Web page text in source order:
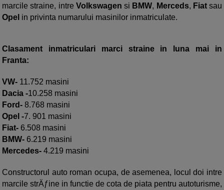
marcile straine, intre Volkswagen si BMW, Merceds, Fiat sau
Opel in privinta numarului masinilor inmatriculate.
Clasament inmatriculari marci straine in luna mai in
Franta:
VW- 11.752 masini
Dacia -10.258 masini
Ford- 8.768 masini
Opel -7. 901 masini
Fiat- 6.508 masini
BMW- 6.219 masini
Mercedes- 4.219 masini
Constructorul auto roman ocupa, de asemenea, locul doi intre
marcile strÄƒine in functie de cota de piata pentru autoturisme,